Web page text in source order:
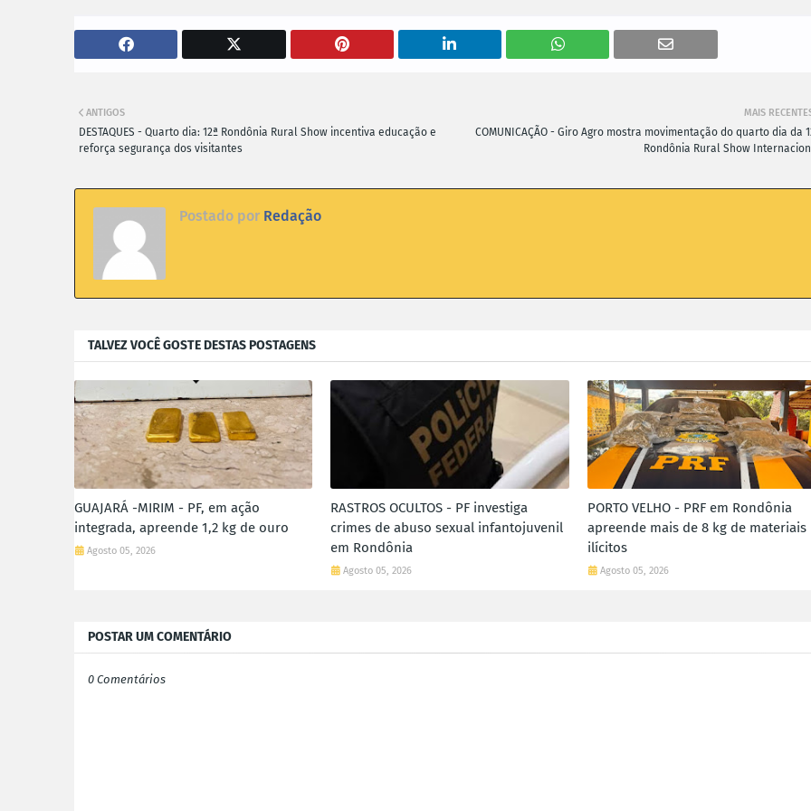
MAIS
COMUNICAÇÃO - Giro Agro mostra movimentação do quarto dia da
Rondônia Rural Show
ANTIGOS
DESTAQUES - Quarto dia: 12ª Rondônia Rural Show incentiva educação e
reforça segurança dos visitantes
Postado por Redação
TALVEZ VOCÊ GOSTE DESTAS POSTAGENS
GUAJARÁ -MIRIM - PF, em ação
integrada, apreende 1,2 kg de ouro
Agosto 05, 2026
RASTROS OCULTOS - PF investiga
crimes de abuso sexual infantojuvenil
em Rondônia
Agosto 05, 2026
PORTO VELHO - PRF em Rondônia
apreende mais de 8 kg de materiais
ilícitos
Agosto 05, 2026
POSTAR UM COMENTÁRIO
0 Comentários